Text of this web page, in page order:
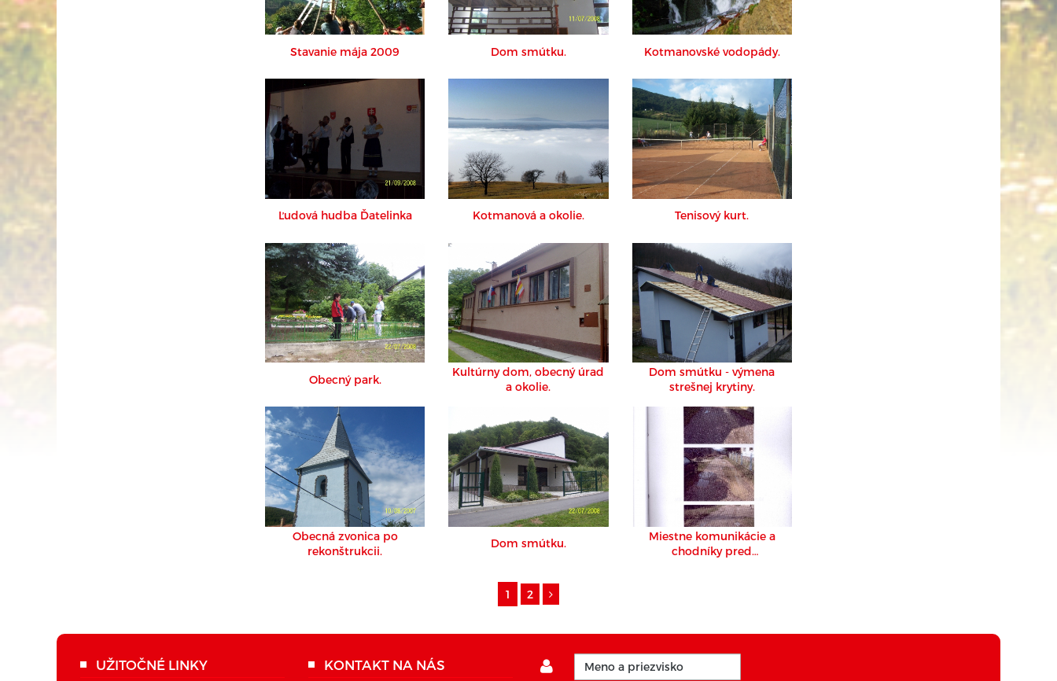
Stavanie mája 2009 Dom smútku. Kotmanovské vodopády.
Ľudová hudba Ďatelinka Kotmanová a okolie. Tenisový kurt.
Obecný park.
Kultúrny dom, obecný úrad
a okolie.
Dom smútku - výmena
strešnej krytiny.
Obecná zvonica po
rekonštrukcii.
Dom smútku.
Miestne komunikácie a
chodníky pred
1 2
UŽITOČNÉ LINKY KONTAKT NA NÁS